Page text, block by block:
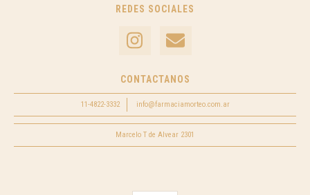
REDES SOCIALES
CONTACTANOS
11-4822-3332 info@farmaciamorteo.com.ar
Marcelo T de Alvear 2301